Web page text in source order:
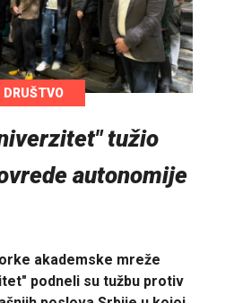
DRUŠTVO
tužio
autonomije
akademske mreže
podneli su tužbu protiv